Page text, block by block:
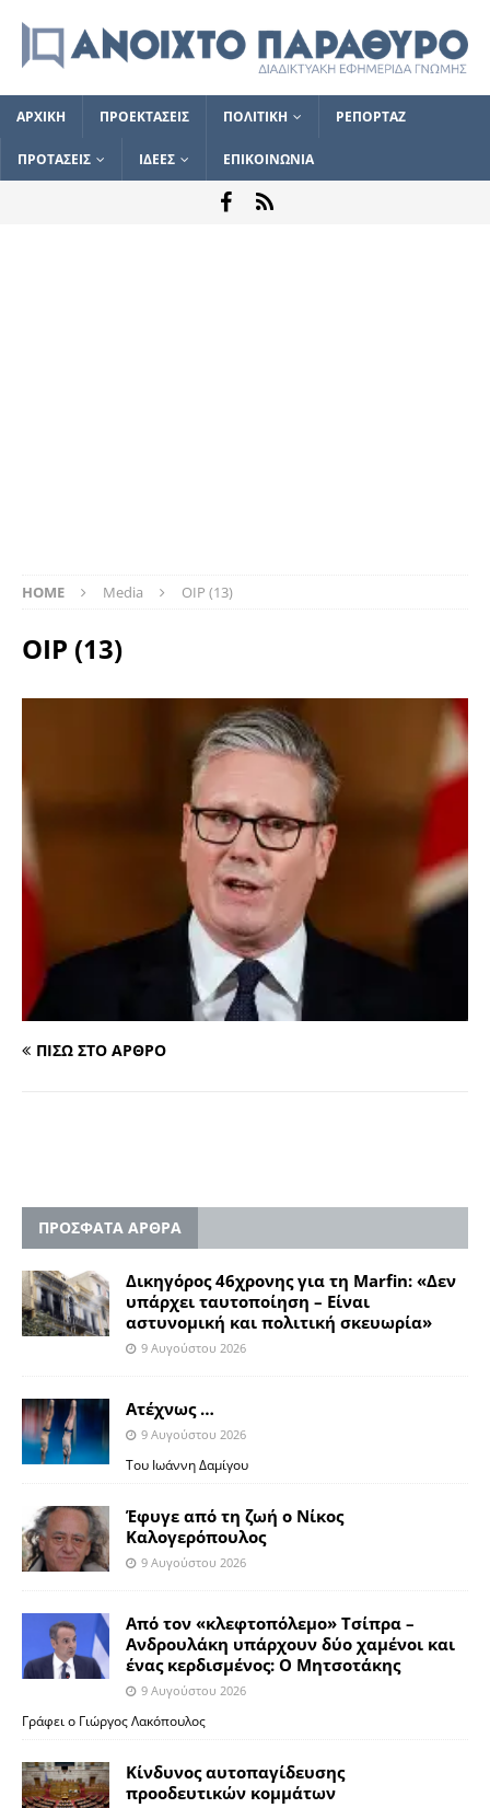
ΑΡΧΙΚΗ ΠΡΟΕΚΤΑΣΕΙΣ ΠΟΛΙΤΙΚΗ ΡΕΠΟΡΤΑΖ
ΠΡΟΤΑΣΕΙΣ ΙΔΕΕΣ ΕΠΙΚΟΙΝΩΝΙΑ
HOME Media OIP (13)
OIP (13)
ΠΙΣΩ ΣΤΟ ΑΡΘΡΟ
ΠΡΟΣΦΑΤΑ ΑΡΘΡΑ
Δικηγόρος 46χρονης για τη Marfin: «Δεν
υπάρχει ταυτοποίηση – Είναι
αστυνομική και πολιτική σκευωρία»
9 Αυγούστου 2026
Ατέχνως …
9 Αυγούστου 2026
Του Ιωάννη Δαμίγου
Έφυγε από τη ζωή ο Νίκος
Καλογερόπουλος
9 Αυγούστου 2026
Από τον «κλεφτοπόλεμο» Τσίπρα –
Ανδρουλάκη υπάρχουν δύο χαμένοι και
ένας κερδισμένος: Ο Μητσοτάκης
9 Αυγούστου 2026
Γράφει ο Γιώργος Λακόπουλος
Κίνδυνος αυτοπαγίδευσης
προοδευτικών κομμάτων